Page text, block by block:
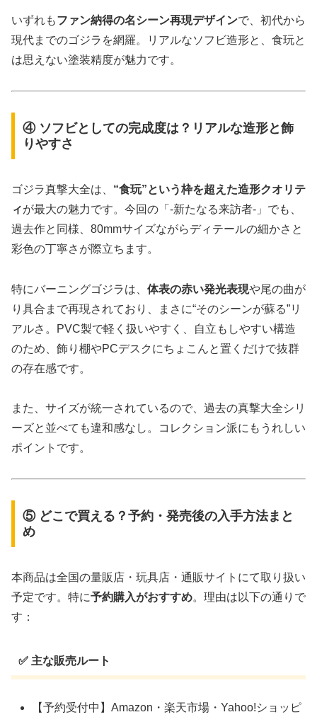
いずれもファン納得の名シーン再現デザインで、初代から
現代までのゴジラを網羅。リアルなソフビ造形と、食玩と
は思えない塗装精度が魅力です。
④ ソフビとしての完成度は？リアルな造形と飾
りやすさ
ゴジラ真撃大全は、 “食玩”という枠を超えた造形クオリテ
ィが最大の魅力です。今回の「-新たなる来訪者-」でも、
過去作と同様、80mmサイズながらディテールの細かさと
彩色の丁寧さが際立ちます。
特にバーニングゴジラは、 体表の赤い発光表現や尾の曲が
り具合まで再現されており、まさに“そのシーンが蘇る”リ
アルさ。PVC製で軽く扱いやすく、自立もしやすい構造
のため、飾り棚やPCデスクにちょこんと置くだけで抜群
の存在感です。
また、サイズが統一されているので、過去の真撃大全シリ
ーズと並べても違和感なし。コレクション派にもうれしい
ポイントです。
⑤ どこで買える？予約・発売後の入手方法まと
め
本商品は全国の量販店・玩具店・通販サイトにて取り扱い
予定です。特に予約購入がおすすめ。理由は以下の通りで
す：
✅ 主な販売ルート
【予約受付中】Amazon・楽天市場・Yahoo!ショッピ